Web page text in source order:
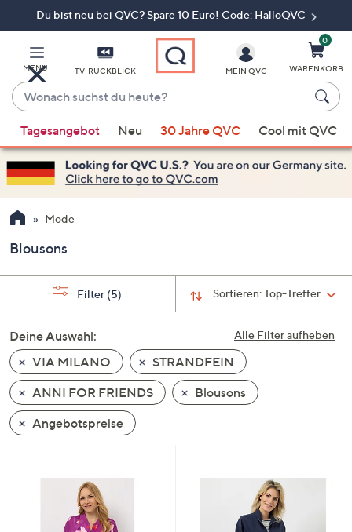
Du bist neu bei QVC? Spare 10 Euro! Code: HalloQVC
MENÜ TV-RÜCKBLICK
Wonach
suchst
du
heute?
Vorschläge
verfügbar
sind,
verwenden
Sie
Pfeiltasten
nach
und
nach
unten
oder
wischen
Sie
auf
MEIN QVC
0
WARENKORB
Tagesangebot Neu 30 Jahre QVC Cool mit QVC
Mode
Blousons
Sortieren:Top-Treffer
Filter (5)
Alle Filter aufheben
Deine Auswahl:
VIA MILANO
STRANDFEIN
ANNI FOR FRIENDS
Blousons
Angebotspreise